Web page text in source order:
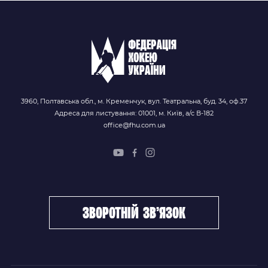
3960, Полтавська обл., м. Кременчук, вул. Театральна, буд. 34, оф.37
Адреса для листування: 01001, м. Київ, а/с В-182
office@fhu.com.ua
зворотній зв’язок